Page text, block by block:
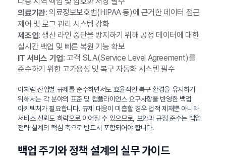
의료기관: 의료정보보호법(HIPAA 등)에 근거한 데이터 접근
제어 및 로그 관리 시스템 강화
제조업: 생산 라인 중단을 방지하기 위해 공정 데이터에 대한
실시간 백업 및 빠른 복원 기능 확보
IT 서비스 기업: 고객 SLA(Service Level Agreement)를
준수하기 위한 고가용성 및 복구 자동화 시스템 필수
이처럼 산업별 규제를 준수하면서도 효율적인 복구 환경을 유지하기
위해서는 각 분야의 표준 및 컴플라이언스 요구사항을 반영한 백업
아키텍처가 필요합니다. 규제 대응이 미흡할 경우 법적 제재뿐 아니라
서비스 신뢰도 하락으로 이어질 수 있으므로, 보안과 규정 준수는 백업
전략 설계의 핵심 축으로 반드시 포함되어야 합니다.
백업 주기와 정책 설계의 실무 가이드